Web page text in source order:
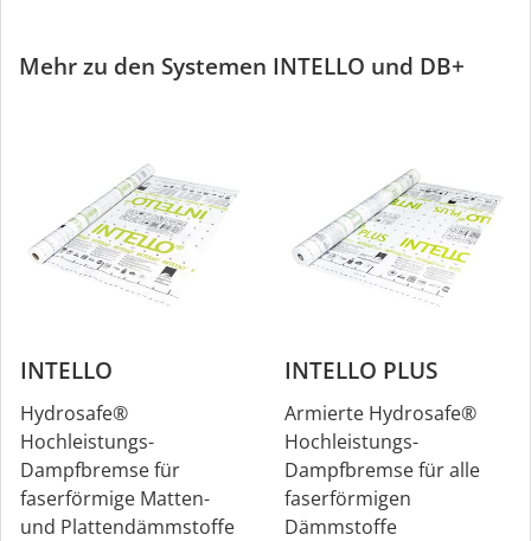
Mehr zu den Systemen INTELLO und DB+
INTELLO
Hydrosafe®
Hochleistungs-
Dampfbremse für
faserförmige Matten-
und Plattendämmstoffe
INTELLO PLUS
Armierte Hydrosafe®
Hochleistungs-
Dampfbremse für alle
faserförmigen
Dämmstoffe